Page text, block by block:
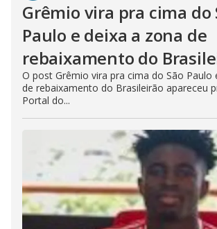
Grêmio vira pra cima do
Paulo e deixa a zona de
rebaixamento do
O post Grêmio vira pra cima do São Paulo
de rebaixamento do Brasileirão apareceu
Portal do...